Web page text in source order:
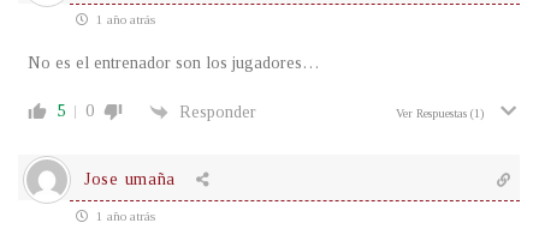
1 año atrás
No es el entrenador son los jugadores…
5 0 Responder Ver Respuestas (1)
Jose umaña
1 año atrás